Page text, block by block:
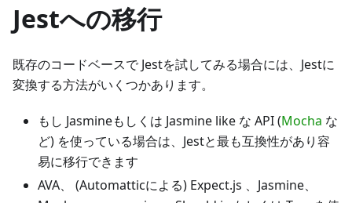
Jestへの移行
既存のコードベースで Jestを試してみる場合には、Jestに
変換する方法がいくつかあります。
もし Jasmineもしくは Jasmine like な API (Mocha な
ど) を使っている場合は、Jestと最も互換性があり容
易に移行できます
AVA、 (Automatticによる) Expect.js 、Jasmine、